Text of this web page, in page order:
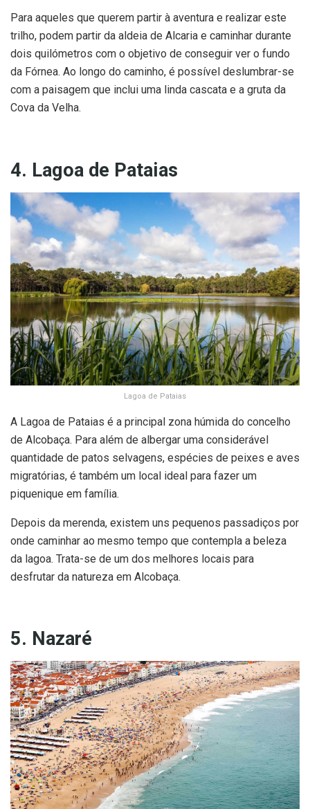
Para aqueles que querem partir à aventura e realizar este
trilho, podem partir da aldeia de Alcaria e caminhar durante
dois quilómetros com o objetivo de conseguir ver o fundo
da Fórnea. Ao longo do caminho, é possível deslumbrar-se
com a paisagem que inclui uma linda cascata e a gruta da
Cova da Velha.
4. Lagoa de Pataias
Lagoa de Pataias
A Lagoa de Pataias é a principal zona húmida do concelho
de Alcobaça. Para além de albergar uma considerável
quantidade de patos selvagens, espécies de peixes e aves
migratórias, é também um local ideal para fazer um
piquenique em família.
Depois da merenda, existem uns pequenos passadiços por
onde caminhar ao mesmo tempo que contempla a beleza
da lagoa. Trata-se de um dos melhores locais para
desfrutar da natureza em Alcobaça.
5. Nazaré